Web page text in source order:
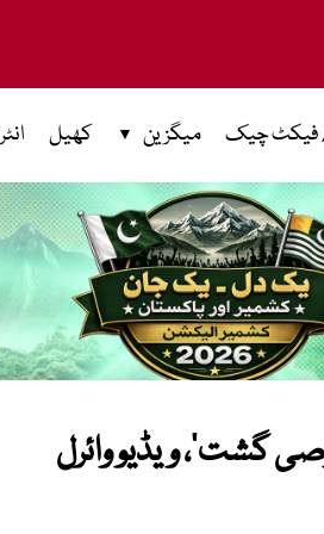
فیکٹ چیک میگزین کھیل
گشت‘، ویڈیو وائرل